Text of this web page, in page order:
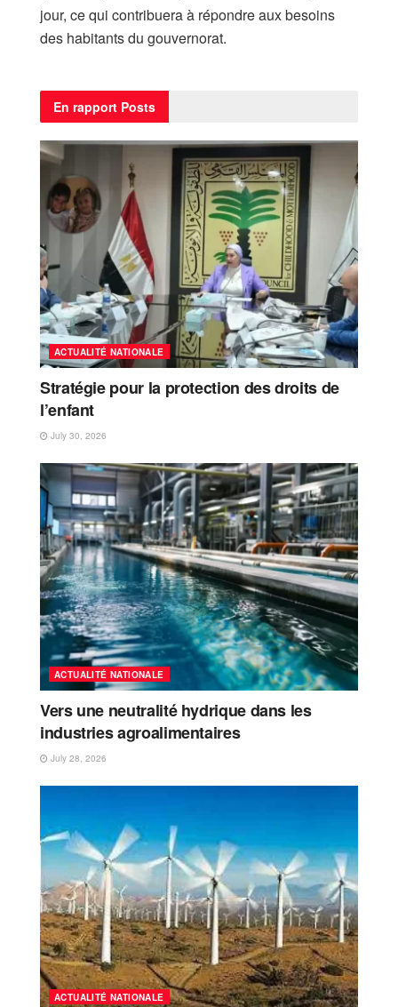
jour, ce qui contribuera à répondre aux besoins
des habitants du gouvernorat.
En rapport Posts
ACTUALITÉ NATIONALE
Stratégie pour la protection des droits de
l’enfant
July 30, 2026
ACTUALITÉ NATIONALE
Vers une neutralité hydrique dans les
industries agroalimentaires
July 28, 2026
ACTUALITÉ NATIONALE